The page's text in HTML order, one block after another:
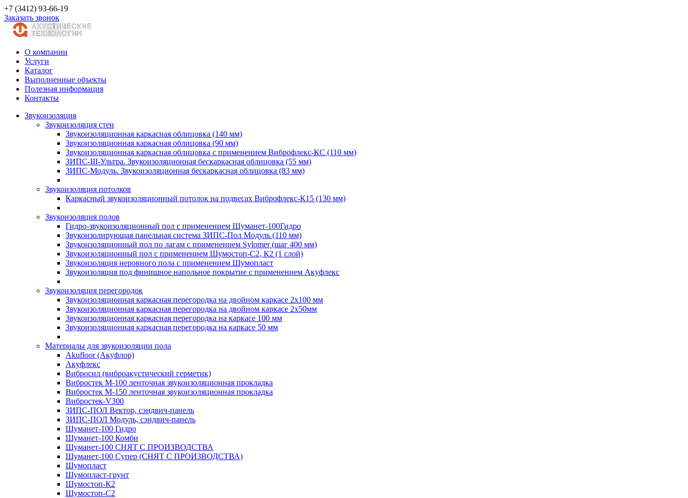
+7 (3412) 93-66-19
Заказать звонок
О компании
Услуги
Каталог
Выполненные объекты
Полезная информация
Контакты
Звукоизоляция
Звукоизоляция стен
Звукоизоляционная каркасная облицовка (140 мм)
Звукоизоляционная каркасная облицовка (90 мм)
Звукоизоляционная каркасная облицовка с применением Виброфлекс-КС (110 мм)
ЗИПС-III-Ультра. Звукоизоляционная бескаркасная облицовка (55 мм)
ЗИПС-Модуль. Звукоизоляционная бескаркасная облицовка (83 мм)
Звукоизоляция потолков
Каркасный звукоизоляционный потолок на подвесах Виброфлекс-К15 (130 мм)
Звукоизоляция полов
Гидро-звукоизоляционный пол с применением Шуманет-100Гидро
Звукоизолирующая панельная система ЗИПС-Пол Модуль (110 мм)
Звукоизоляционный пол по лагам с применением Sylomer (шаг 400 мм)
Звукоизоляционный пол с применением Шумостоп-С2, К2 (1 слой)
Звукоизоляция неровного пола с применением Шумопласт
Звукоизоляция под финишное напольное покрытие с применением Акуфлекс
Звукоизоляция перегородок
Звукоизоляционная каркасная перегородка на двойном каркасе 2х100 мм
Звукоизоляционная каркасная перегородка на двойном каркасе 2х50мм
Звукоизоляционная каркасная перегородка на каркасе 100 мм
Звукоизоляционная каркасная перегородка на каркасе 50 мм
Материалы для звукоизоляции пола
Akufloor (Акуфлор)
Акуфлекс
Вибросил (виброакустический герметик)
Вибростек М-100 ленточная звукоизоляционная прокладка
Вибростек М-150 ленточная звукоизоляционная прокладка
Вибростек-V300
ЗИПС-ПОЛ Вектор, сэндвич-панель
ЗИПС-ПОЛ Модуль, сэндвич-панель
Шуманет-100 Гидро
Шуманет-100 Комби
Шуманет-100 СНЯТ С ПРОИЗВОДСТВА
Шуманет-100 Супер (СНЯТ С ПРОИЗВОДСТВА)
Шумопласт
Шумопласт-грунт
Шумостоп-К2
Шумостоп-С2